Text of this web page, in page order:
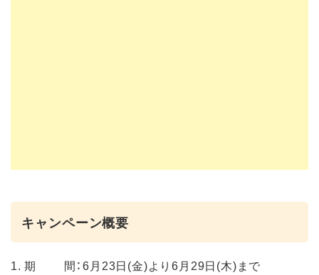
キャンペーン概要
1. 期 間：6月23日(金)より6月29日(木)まで